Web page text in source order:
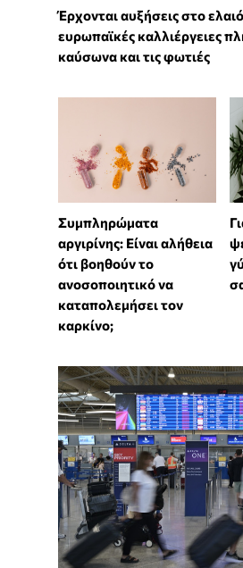
Έρχονται αυξήσεις στο
ευρωπαϊκές καλλιέργειες
καύσωνα και τις φωτιές
⁠Συμπληρώματα
αργιρίνης: Είναι αλήθεια
ότι βοηθούν το
ανοσοποιητικό να
καταπολεμήσει τον
καρκίνο;